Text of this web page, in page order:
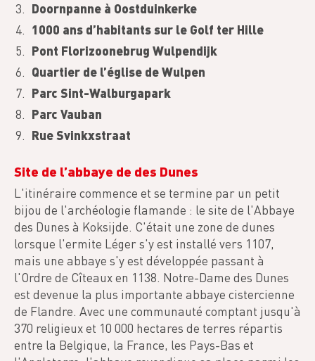
Doornpanne à Oostduinkerke
1000 ans d’habitants sur le Golf ter Hille
Pont Florizoonebrug Wulpendijk
Quartier de l’église de Wulpen
Parc Sint-Walburgapark
Parc Vauban
Rue Svinkxstraat
Site de l’abbaye de des Dunes
L'itinéraire commence et se termine par un petit
bijou de l'archéologie flamande : le site de l'Abbaye
des Dunes à Koksijde. C'était une zone de dunes
lorsque l'ermite Léger s'y est installé vers 1107,
mais une abbaye s'y est développée passant à
l'Ordre de Cîteaux en 1138. Notre-Dame des Dunes
est devenue la plus importante abbaye cistercienne
de Flandre. Avec une communauté comptant jusqu'à
370 religieux et 10 000 hectares de terres répartis
entre la Belgique, la France, les Pays-Bas et